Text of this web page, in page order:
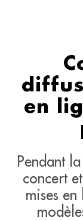
en
Pendant
concert
mises